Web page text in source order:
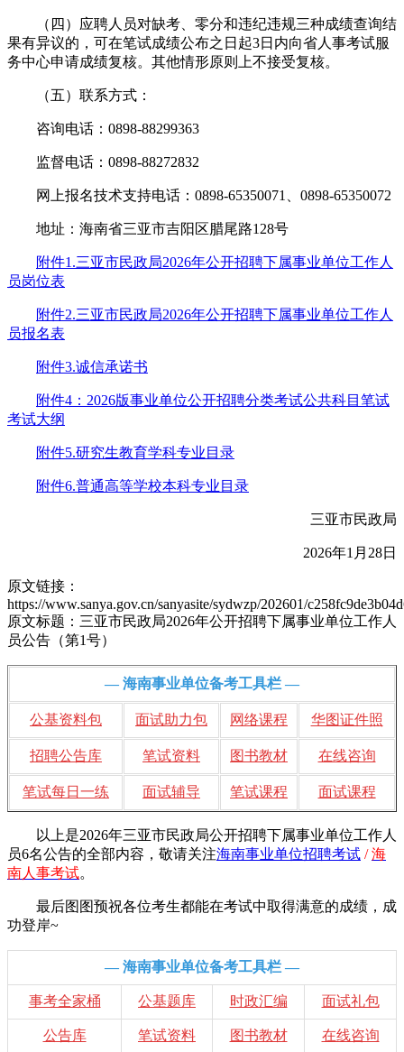
（四）应聘人员对缺考、零分和违纪违规三种成绩查询结
果有异议的，可在笔试成绩公布之日起3日内向省人事考试服
务中心申请成绩复核。其他情形原则上不接受复核。
（五）联系方式：
咨询电话：0898-88299363
监督电话：0898-88272832
网上报名技术支持电话：0898-65350071、0898-65350072
地址：海南省三亚市吉阳区腊尾路128号
附件1.三亚市民政局2026年公开招聘下属事业单位工作人
员岗位表
附件2.三亚市民政局2026年公开招聘下属事业单位工作人
员报名表
附件3.诚信承诺书
附件4：2026版事业单位公开招聘分类考试公共科目笔试
考试大纲
附件5.研究生教育学科专业目录
附件6.普通高等学校本科专业目录
三亚市民政局
2026年1月28日
原文链接：
https://www.sanya.gov.cn/sanyasite/sydwzp/202601/
原文标题：三亚市民政局2026年公开招聘下属事业单位工作人
员公告（第1号）
— 海南事业单位备考工具栏 —
公基资料包 面试助力包 网络课程 华图证件照
招聘公告库 笔试资料 图书教材 在线咨询
笔试每日一练 面试辅导 笔试课程 面试课程
以上是2026年三亚市民政局公开招聘下属事业单位工作人
员6名公告的全部内容，敬请关注海南事业单位招聘考试 /海
南人事考试。
最后图图预祝各位考生都能在考试中取得满意的成绩，成
功登岸~
— 海南事业单位备考工具栏 —
事考全家桶 公基题库 时政汇编 面试礼包
公告库 笔试资料 图书教材 在线咨询